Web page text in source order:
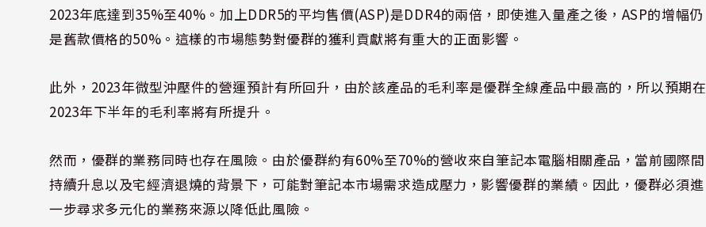
2023年底達到35%至40%。加上DDR5的平均售價(ASP)是DDR4的兩倍，即使進入量產之後，ASP的增幅仍
是舊款價格的50%。這樣的市場態勢對優群的獲利貢獻將有重大的正面影響。
此外，2023年微型沖壓件的營運預計有所回升，由於該產品的毛利率是優群全線產品中最高的，所以預期在
2023年下半年的毛利率將有所提升。
然而，優群的業務同時也存在風險。由於優群約有60%至70%的營收來自筆記本電腦相關產品，當前國際間
持續升息以及宅經濟退燒的背景下，可能對筆記本市場需求造成壓力，影響優群的業績。因此，優群必須進
一步尋求多元化的業務來源以降低此風險。